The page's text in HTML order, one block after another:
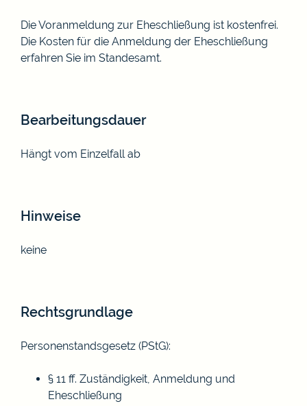
Die Voranmeldung zur Eheschließung ist kostenfrei.
Die Kosten für die Anmeldung der Eheschließung
erfahren Sie im Standesamt.
Bearbeitungsdauer
Hängt vom Einzelfall ab
Hinweise
keine
Rechtsgrundlage
Personenstandsgesetz (PStG):
§ 11 ff. Zuständigkeit, Anmeldung und
Eheschließung